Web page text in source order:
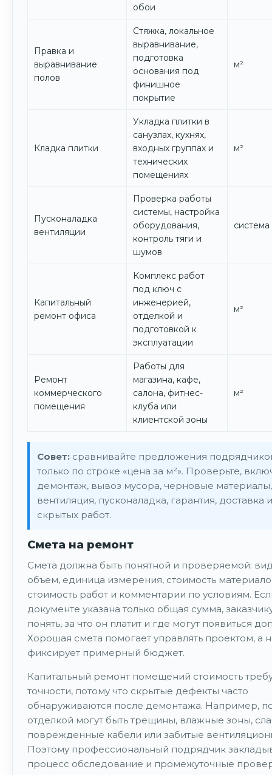
обои
Правка и
выравнивание
полов
Стяжка, локальное
выравнивание,
подготовка
основания под
финишное
покрытие
м²
Кладка плитки
Укладка плитки в
санузлах, кухнях,
входных группах и
технических
помещениях
м²
Пусконаладка
вентиляции
Проверка работы
системы, настройка
оборудования,
контроль тяги и
шумов
система
Капитальный
ремонт офиса
Комплекс работ
под ключ с
инженерией,
отделкой и
подготовкой к
эксплуатации
м²
Ремонт
коммерческого
помещения
Работы для
магазина, кафе,
салона, фитнес-
клуба или
клиентской зоны
м²
Совет: сравнивайте предложения
только по строке «цена за м²». Проверьте,
демонтаж, вывоз мусора, черновые материалы,
вентиляция, пусконаладка, гарантия, доставка
скрытых работ.
Смета на ремонт
Смета должна быть понятной и проверяемой:
объем, единица измерения, стоимость
стоимость работ и комментарии по условиям.
документе указана только общая сумма,
понять, за что он платит и где могут появиться
Хорошая смета помогает управлять проектом, а
фиксирует примерный бюджет.
Капитальный ремонт помещений стоимость
точности, потому что скрытые дефекты часто
обнаруживаются после демонтажа. Например,
отделкой могут быть трещины, влажные зоны,
поврежденные кабели или забитые
Поэтому профессиональный подрядчик
процесс обследование и промежуточные